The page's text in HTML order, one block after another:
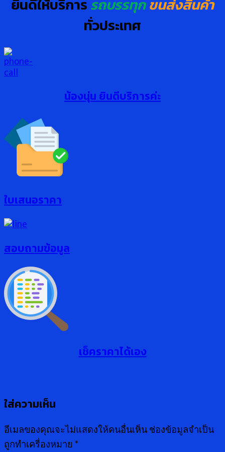
ยินดีให้บริการรถบรรทุกขนส่งสินค้า
ทั่วประเทศ
น้องนุ่น ยินดีบริการค่ะ
ใบเสนอราคา
สอบถามข้อมูล
เช็คราคาได้เอง
ใส่ความเห็น
อีเมลของคุณจะไม่แสดงให้คนอื่นเห็น ช่องข้อมูลจำเป็น
ถูกทำเครื่องหมาย *